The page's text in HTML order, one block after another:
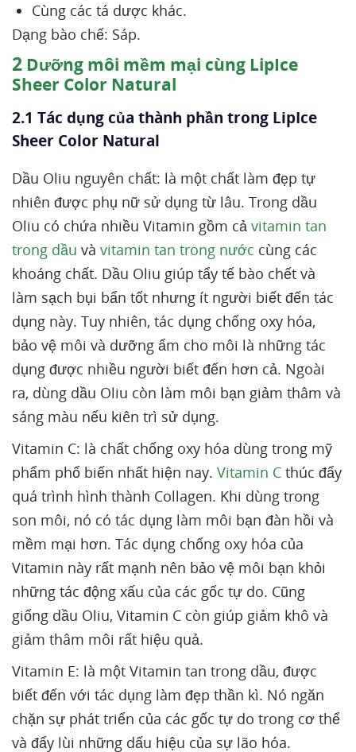
Cùng các tá dược khác.
Dạng bào chế: Sáp.
2 Dưỡng môi mềm mại cùng LipIce
Sheer Color Natural
2.1 Tác dụng của thành phần trong LipIce
Sheer Color Natural
Dầu Oliu nguyên chất: là một chất làm đẹp tự
nhiên được phụ nữ sử dụng từ lâu. Trong dầu
Oliu có chứa nhiều Vitamin gồm cả vitamin tan
trong dầu và vitamin tan trong nước cùng các
khoáng chất. Dầu Oliu giúp tẩy tế bào chết và
làm sạch bụi bẩn tốt nhưng ít người biết đến tác
dụng này. Tuy nhiên, tác dụng chống oxy hóa,
bảo vệ môi và dưỡng ẩm cho môi là những tác
dụng được nhiều người biết đến hơn cả. Ngoài
ra, dùng dầu Oliu còn làm môi bạn giảm thâm và
sáng màu nếu kiên trì sử dụng.
Vitamin C: là chất chống oxy hóa dùng trong mỹ
phẩm phổ biến nhất hiện nay. Vitamin C thúc đẩy
quá trình hình thành Collagen. Khi dùng trong
son môi, nó có tác dụng làm môi bạn đàn hồi và
mềm mại hơn. Tác dụng chống oxy hóa của
Vitamin này rất mạnh nên bảo vệ môi bạn khỏi
những tác động xấu của các gốc tự do. Cũng
giống dầu Oliu, Vitamin C còn giúp giảm khô và
giảm thâm môi rất hiệu quả.
Vitamin E: là một Vitamin tan trong dầu, được
biết đến với tác dụng làm đẹp thần kì. Nó ngăn
chặn sự phát triển của các gốc tự do trong cơ thể
và đẩy lùi những dấu hiệu của sự lão hóa.